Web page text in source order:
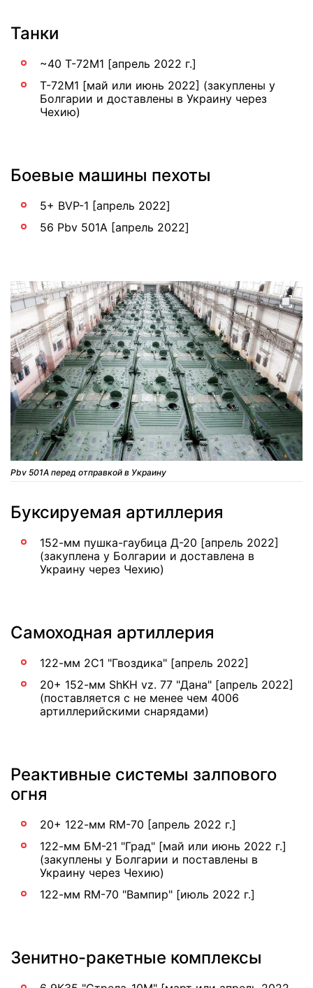
Танки
~40 Т-72М1 [апрель 2022 г.]
Т-72М1 [май или июнь 2022] (закуплены у
Болгарии и доставлены в Украину через
Чехию)
Боевые машины пехоты
5+ BVP-1 [апрель 2022]
56 Pbv 501A [апрель 2022]
Pbv 501A перед отправкой в Украину
Буксируемая артиллерия
152-мм пушка-гаубица Д-20 [апрель 2022]
(закуплена у Болгарии и доставлена в
Украину через Чехию)
Самоходная артиллерия
122-мм 2С1 "Гвоздика" [апрель 2022]
20+ 152-мм ShKH vz. 77 "Дана" [апрель 2022]
(поставляется с не менее чем 4006
артиллерийскими снарядами)
Реактивные системы залпового
огня
20+ 122-мм RM-70 [апрель 2022 г.]
122-мм БМ-21 "Град" [май или июнь 2022 г.]
(закуплены у Болгарии и поставлены в
Украину через Чехию)
122-мм RM-70 "Вампир" [июль 2022 г.]
Зенитно-ракетные комплексы